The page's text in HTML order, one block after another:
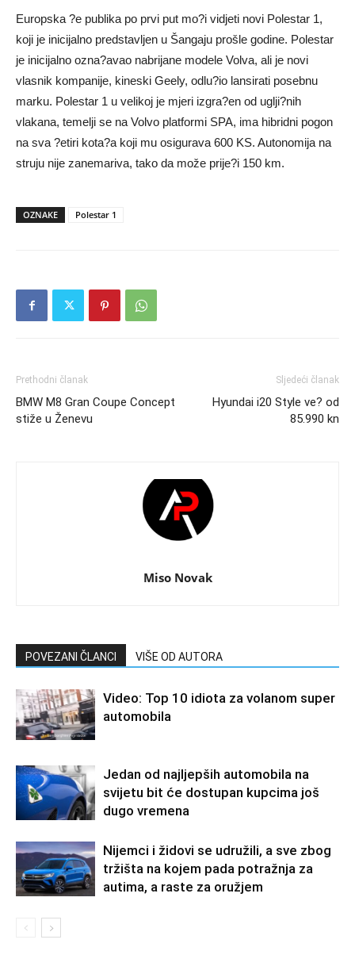
Europska ?e publika po prvi put mo?i vidjeti novi Polestar 1,
koji je inicijalno predstavljen u Šangaju prošle godine. Polestar
je inicijalno ozna?avao nabrijane modele Volva, ali je novi
vlasnik kompanije, kineski Geely, odlu?io lansirati posebnu
marku. Polestar 1 u velikoj je mjeri izgra?en od uglji?nih
vlakana, temelji se na Volvo platformi SPA, ima hibridni pogon
na sva ?etiri kota?a koji mu osigurava 600 KS. Autonomija na
struju nije zanemariva, tako da može prije?i 150 km.
OZNAKE Polestar 1
Prethodni članak
BMW M8 Gran Coupe Concept
stiže u Ženevu
Sljedeći članak
Hyundai i20 Style ve? od
85.990 kn
Miso Novak
POVEZANI ČLANCI VIŠE OD AUTORA
Video: Top 10 idiota za volanom super
automobila
Jedan od najljepših automobila na
svijetu bit će dostupan kupcima još
dugo vremena
Nijemci i židovi se udružili, a sve zbog
tržišta na kojem pada potražnja za
autima, a raste za oružjem